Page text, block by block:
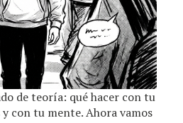
de teoría: qué hacer con tu
con tu mente. Ahora vamos